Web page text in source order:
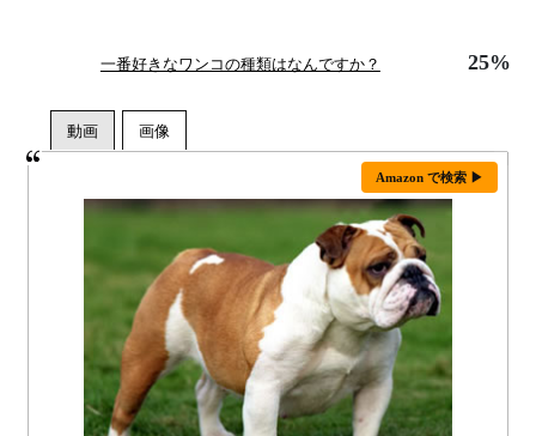
一番好きなワンコの種類はなんですか？ 25%
Amazon で検索 ▶